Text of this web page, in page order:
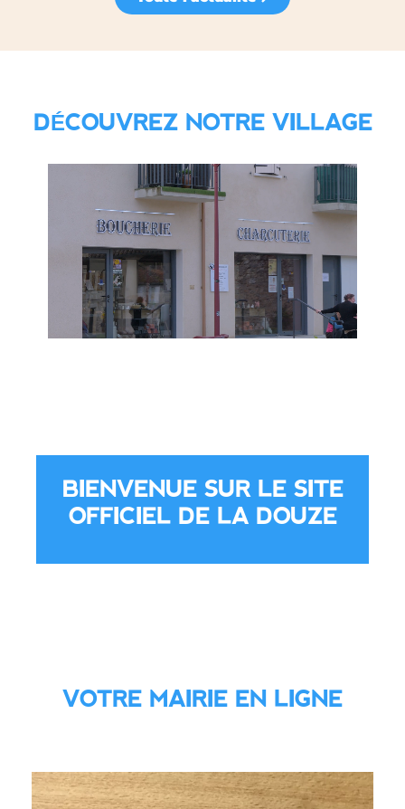
DÉCOUVREZ NOTRE VILLAGE
BIENVENUE SUR LE SITE
OFFICIEL DE LA DOUZE
VOTRE MAIRIE EN LIGNE